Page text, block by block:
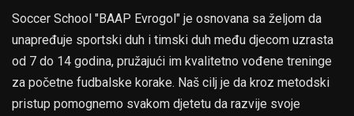
Soccer School "BAAP Evrogol" je osnovana sa željom da
unapređuje sportski duh i timski duh među djecom uzrasta
od 7 do 14 godina, pružajući im kvalitetno vođene treninge
za početne fudbalske korake. Naš cilj je da kroz metodski
pristup pomognemo svakom djetetu da razvije svoje